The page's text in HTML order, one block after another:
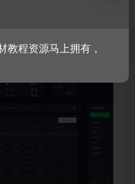
教程资源马上拥有，